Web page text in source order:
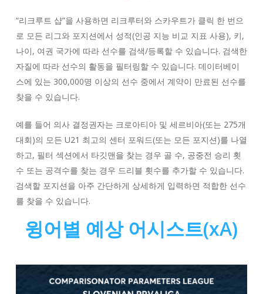
“리크루트 샵”을 사용하면 리크루터와 스카우트가 클릭 한 번으
로 모든 리그와 포지션에서 성적(인공 지능 비교 지표 사용), 키,
나이, 여권 국가에 따라 선수를 검색/등록할 수 있습니다. 검색한
자질에 따라 선수의 활동을 필터링할 수 있습니다. 데이터베이
스에 있는 300,000명 이상의 선수 중에서 계약이 만료된 선수를
찾을 수 있습니다.
예를 들어 의사 결정권자는 크로아티아 및 세르비아(또는 275개
대회)의 모든 U21 최고의 센터 포워드(또는 모든 포지션)를 나열
하고, 필터 섹션에서 타깃맨을 찾는 경우 골 수, 공중전 승리 횟
수 또는 공격수를 찾는 경우 드리블 횟수를 추가할 수 있습니다.
검색할 포지션을 아주 간단하게 상세하게 입력하면 적합한 선수
를 찾을 수 있습니다.
윙어별 예상 어시스트(xA)